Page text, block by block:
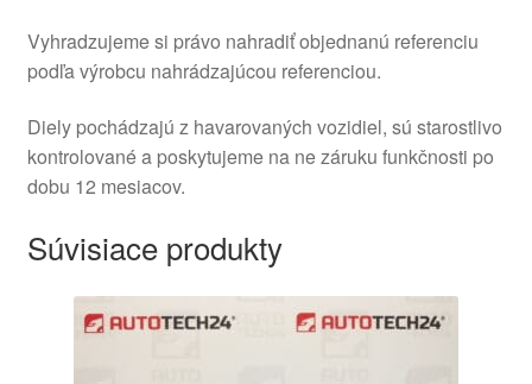
Vyhradzujeme si právo nahradiť objednanú referenciu
podľa výrobcu nahrádzajúcou referenciou.
Diely pochádzajú z havarovaných vozidiel, sú starostlivo
kontrolované a poskytujeme na ne záruku funkčnosti po
dobu 12 mesiacov.
Súvisiace produkty